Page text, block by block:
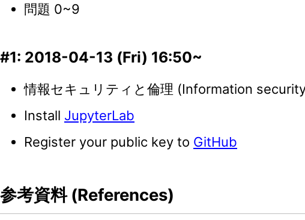
問題 0~9
#1: 2018-04-13 (Fri) 16:50~
情報セキュリティと倫理 (Information
Install JupyterLab
Register your public key to GitHub
参考資料 (References)